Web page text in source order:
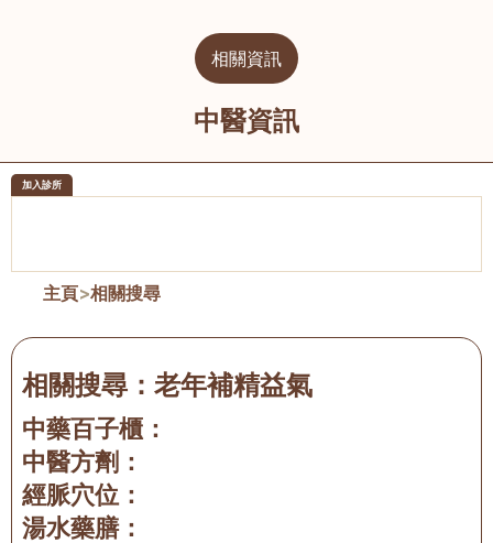
相關資訊
中醫資訊
加入診所
主頁>相關搜尋
相關搜尋： 老年補精益氣
中藥百子櫃：
中醫方劑：
經脈穴位：
湯水藥膳：